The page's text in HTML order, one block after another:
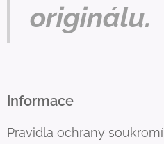
originálu.
Informace
Pravidla ochrany soukromí